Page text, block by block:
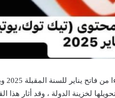
بقلم
لخزينة الدولة ، وقد أثار هذا